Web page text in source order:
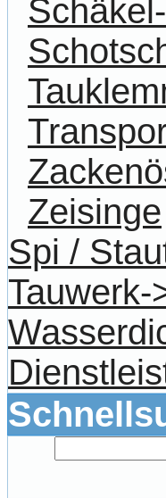
Zeisinge
Spi /
Tauwerk-